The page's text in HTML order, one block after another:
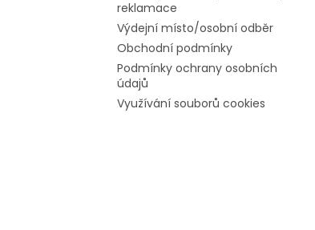
reklamace
Výdejní místo/osobní odběr
Obchodní podmínky
Podmínky ochrany osobních
údajů
Využívání souborů cookies